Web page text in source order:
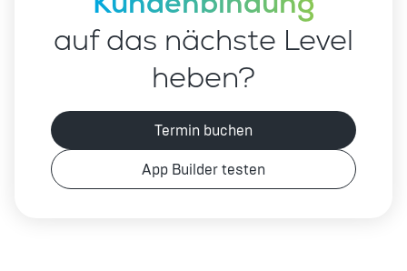
auf das nächste Level
heben?
Termin buchen
App Builder testen